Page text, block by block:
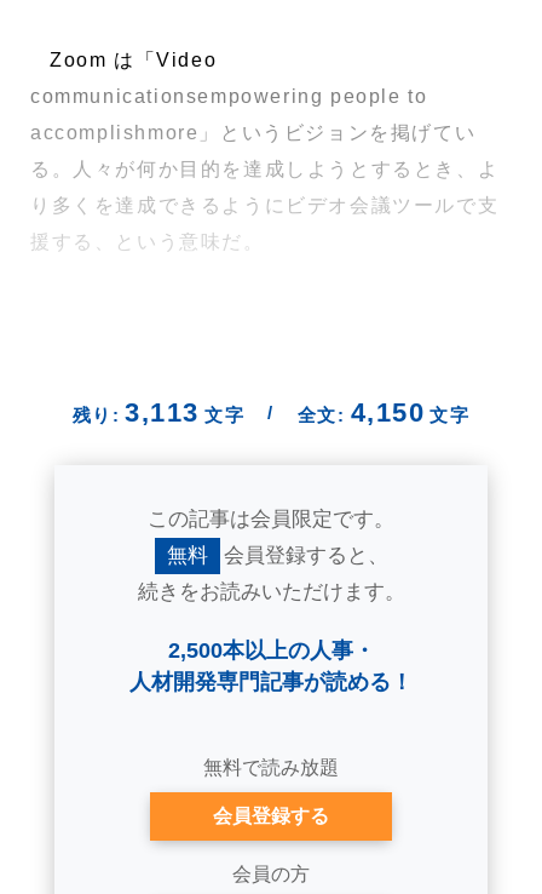
Zoom は「Video
communicationsempowering people to
accomplishmore」というビジョンを掲げてい
る。人々が何か目的を達成しようとするとき、よ
り多くを達成できるようにビデオ会議ツールで支
援する、という意味だ。
残り: 3,113 文字 / 全文: 4,150 文字
この記事は会員限定です。
無料
会員登録すると、
続きをお読みいただけます。
2,500本以上の人事・
人材開発専門記事が読める！
無料で読み放題
会員登録する
会員の方